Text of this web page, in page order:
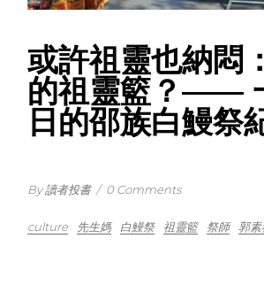
或許祖靈也納悶
的祖靈籃？——
日的邵族白鰻祭
By 讀者投書 / 0 Comments
culture 先生媽 白鰻祭 祖靈籃 祭師 郭素